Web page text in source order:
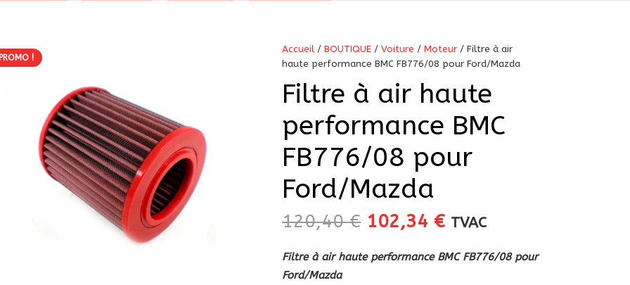
PROMO !
Accueil/BOUTIQUE /Voiture /Moteur / Filtre à air
haute performance BMC FB776/08 pour Ford/Mazda
Filtre à air haute
performance BMC
FB776/08 pour
Ford/Mazda
120,40€ Le
initial
102,34 €Le
actuel
TVAC
Filtre à air haute performance BMC FB776/08 pour
Ford/Mazda